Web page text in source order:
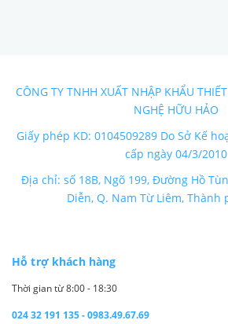
CÔNG TY TNHH XUẤT NHẬP KHẨU
NGHỆ HỮU HẢO
Giấy phép KD: 0104509289 Do Sở Kế
cấp ngày 04/3/2010
Địa chỉ: số 18B, Ngõ 199, Đường Hồ
Diễn, Q. Nam Từ Liêm, Thành
Hỗ trợ khách hàng
Thời gian từ 8:00 - 18:30
024 32 191 135 - 0983.49.67.69